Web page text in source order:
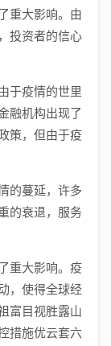
重大影响。由
投资者的信心
于疫情的世里
融机构出现了
策，但由于疫
的蔓延，许多
的衰退，服务
重大影响。疫
，使得全球经
富目视胜露山
措施优云套六